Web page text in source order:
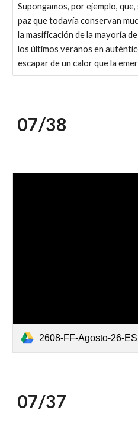
Supongamos, por ejemplo,
paz que todavía conservan
la masificación de la mayoría
los últimos veranos en
escapar de un calor que la
07/38
2608-FF-Agosto-26-
07/37